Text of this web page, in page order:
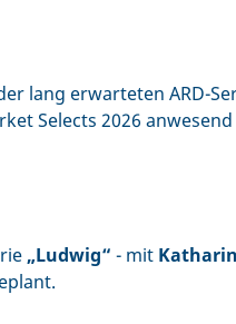
lang erwarteten ARD-
Selects 2026 anwesend
„Ludwig“ - mit